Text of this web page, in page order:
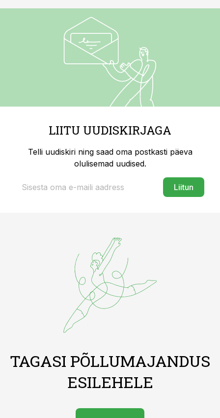
LIITU UUDISKIRJAGA
Telli uudiskiri ning saad oma postkasti päeva
olulisemad uudised.
Liitun
TAGASI PÕLLUMAJANDUS
ESILEHELE